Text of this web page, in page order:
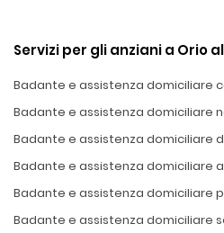
Servizi per gli anziani a Orio
Badante e assistenza domiciliare
Badante e assistenza domiciliare
Badante e assistenza domiciliare
Badante e assistenza domiciliare
Badante e assistenza domiciliare
Badante e assistenza domiciliare